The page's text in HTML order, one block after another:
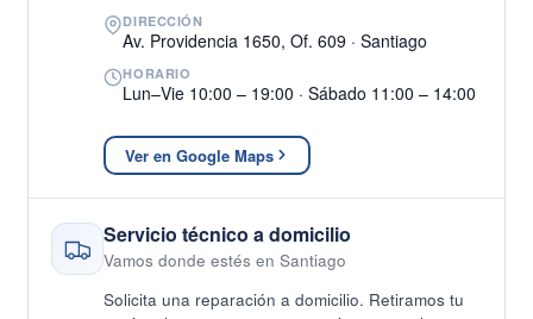
DIRECCIÓN
Av. Providencia 1650, Of. 609 · Santiago
HORARIO
Lun–Vie 10:00 – 19:00 · Sábado 11:00 – 14:00
Ver en Google Maps
Servicio técnico a domicilio
Vamos donde estés en Santiago
Solicita una reparación a domicilio. Retiramos tu